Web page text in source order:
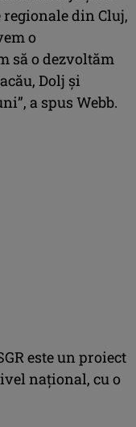
din Cluj,
o
să o dezvoltăm
Dolj şi
a spus Webb.
este un proiect
naţional, cu o